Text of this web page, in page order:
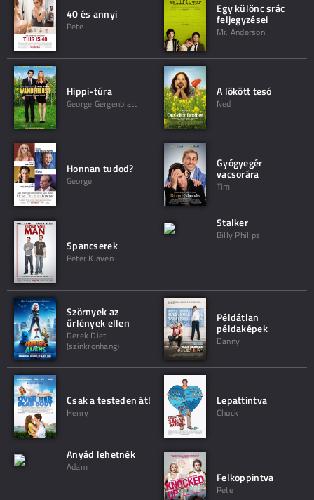
40 és annyi
Pete
Egy különc srác
feljegyzései
Mr. Anderson
Hippi-túra
George Gergenblatt
A lökött tesó
Ned
Honnan tudod?
George
Gyógyegér
vacsorára
Tim
Spancserek
Peter Klaven
Stalker
Billy Phillps
Szörnyek az
űrlények ellen
Derek Dietl
(szinkronhang)
Példátlan
példaképek
Danny
Csak a testeden át!
Henry
Lepattintva
Chuck
Anyád lehetnék
Adam
Felkoppintva
Pete